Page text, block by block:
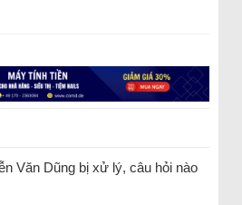
Văn Dũng bị xử lý, câu hỏi nào